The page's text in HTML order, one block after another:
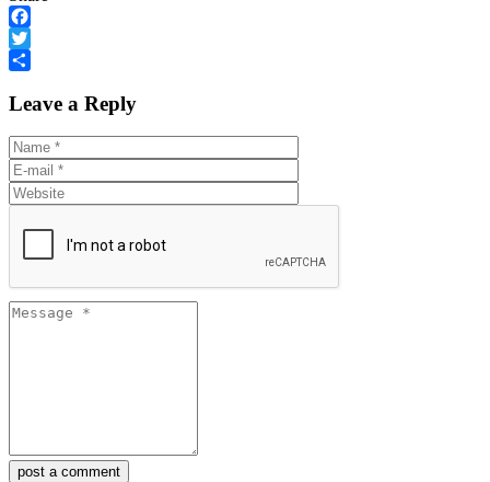
Facebook
Twitter
Leave a Reply
post a comment